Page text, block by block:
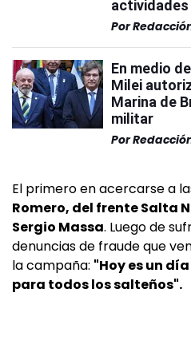
Por
En medio
Milei
Marina de
militar
Por
El primero en acercarse a
Romero, del frente Salta
Sergio Massa. Luego de
denuncias de fraude que
la campaña: "Hoy es un
para todos los salteños".